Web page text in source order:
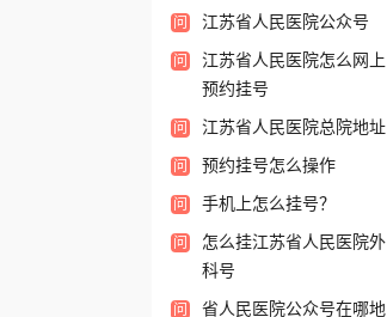
问 江苏省人民医院公众号
问
江苏省人民医院怎么网上
预约挂号
问 江苏省人民医院总院地址
问 预约挂号怎么操作
问 手机上怎么挂号？
问
怎么挂江苏省人民医院外
科号
问
省人民医院公众号在哪地